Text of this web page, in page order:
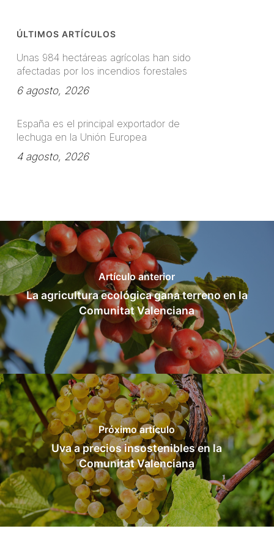
ÚLTIMOS ARTÍCULOS
Unas 984 hectáreas agrícolas han sido
afectadas por los incendios forestales
6 agosto, 2026
España es el principal exportador de
lechuga en la Unión Europea
4 agosto, 2026
Artículo anterior
La agricultura ecológica gana terreno en la
Comunitat Valenciana
Próximo artículo
Uva a precios insostenibles en la
Comunitat Valenciana